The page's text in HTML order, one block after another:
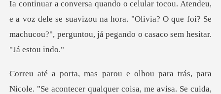
oz dele se suavizou na hora. "Olivia? O que foi? Se
machucou?"
para
Nicole. "Se acontecer qualquer coisa, me a